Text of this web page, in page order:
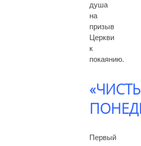
душа
на
призыв
Церкви
к
покаянию.
Первый